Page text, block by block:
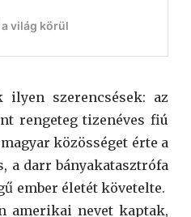
szerencsések: az
rengeteg tizenéves fiú
közösséget érte a
a darr bányakatasztrófa
ember életét követelte.
amerikai nevet kaptak,